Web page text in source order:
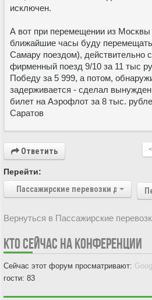
исключен.
А вот при перемещении из Москвы
ближайшие часы буду
Самару поездом), действительно
фирменный поезд 9/10 за 11 тыс
Победу за 5 999, а потом,
задерживается - сделал
билет на Аэрофлот за 8 тыс.
Саратов
Ответить <
Перейти:
Пассажирские перевозки дальнего
Вернуться в Пассажирские
КТО СЕЙЧАС НА КОНФЕРЕНЦИИ
Сейчас этот форум просматривают:
гости: 83